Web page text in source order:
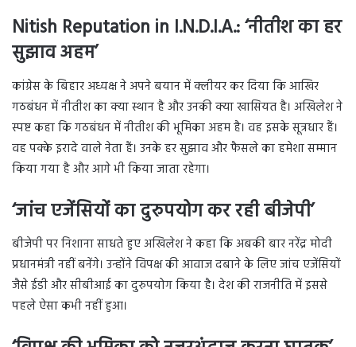
Nitish Reputation in I.N.D.I.A.: ‘नीतीश का हर
सुझाव अहम’
कांग्रेस के बिहार अध्यक्ष ने अपने बयान में क्लीयर कर दिया कि आखिर
गठबंधन में नीतीश का क्या स्थान है और उनकी क्या खासियत है। अखिलेश ने
स्पष्ट कहा कि गठबंधन में नीतीश की भूमिका अहम है। वह इसके सूत्रधार हैं।
वह पक्के इरादे वाले नेता हैं। उनके हर सुझाव और फैसले का हमेशा सम्मान
किया गया है और आगे भी किया जाता रहेगा।
‘जांच एजेंसियों का दुरुपयोग कर रही बीजेपी’
बीजेपी पर निशाना साधते हुए अखिलेश ने कहा कि अबकी बार नरेंद्र मोदी
प्रधानमंत्री नहीं बनेंगे। उन्होंने विपक्ष की आवाज दबाने के लिए जांच एजेंसियों
जैसे ईडी और सीबीआई का दुरुपयोग किया है। देश की राजनीति में इससे
पहले ऐसा कभी नहीं हुआ।